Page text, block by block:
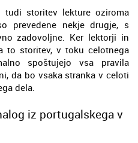
tudi storitev lekture oziroma
prevedene nekje drugje, s
zadovoljne. Ker lektorji in
to storitev, v toku celotnega
spoštujejo vsa pravila
da bo vsaka stranka v celoti
dela.
iz portugalskega v